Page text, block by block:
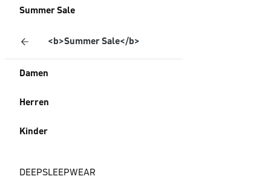
Summer Sale
<b>Summer Sale</b>
Damen
Herren
Kinder
DEEPSLEEPWEAR